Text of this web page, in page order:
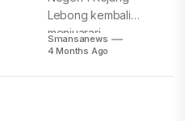
Lebong kembali
menjuarari...
Smansanews
4 Months Ago